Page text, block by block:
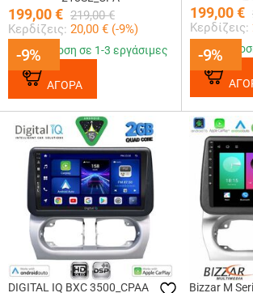
-9%
199,00€ 219,00 €
Κερδίζεις: 20,00 € (-9%)
-9%
Παράδοση σε 1-3 εργάσιμες
ΑΓΟΡΑ
-9%
199,00€
Κερδίζεις:
-9%
DIGITAL IQ BXC 3500_CPAA Bizzar M